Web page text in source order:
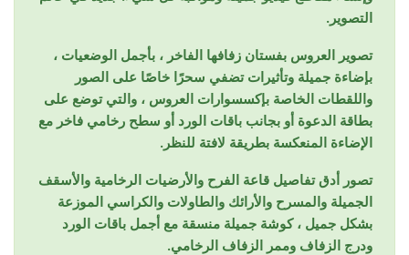
التصوير.
تصوير العروس بفستان زفافها الفاخر ، بأجمل الوضعيات ،
بإضاءة جميلة وتأثيرات تضفي سحرًا خاصًا على الصور
واللقطات الخاصة بإكسسوارات العروس ، والتي توضع على
بطاقة الدعوة أو بجانب باقات الورد أو سطح رخامي فاخر مع
الإضاءة المنعكسة بطريقة لافتة للنظر.
تصور أدق تفاصيل قاعة الفرح والأرضيات الرخامية والأسقف
الجميلة والمسرح والأرائك والطاولات والكراسي الموزعة
بشكل جميل ، كوشة جميلة منسقة مع أجمل باقات الورد
ودرج الزفاف وممر الزفاف الرخامي.